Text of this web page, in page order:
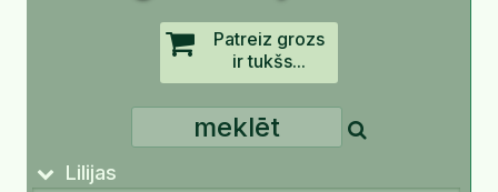
Patreiz grozs
ir tukšs...
Lilijas